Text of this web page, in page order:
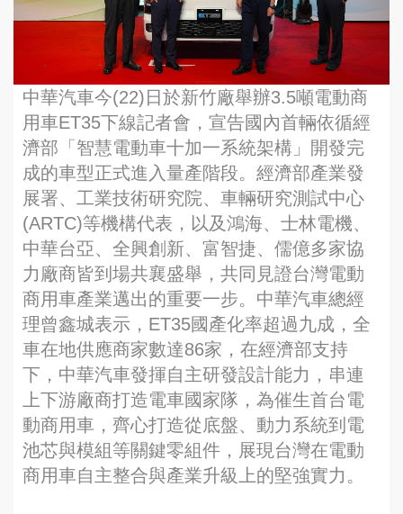
中華汽車今(22)日於新竹廠舉辦3.5噸電動商
用車ET35下線記者會，宣告國內首輛依循經
濟部「智慧電動車十加一系統架構」開發完
成的車型正式進入量產階段。經濟部產業發
展署、工業技術研究院、車輛研究測試中心
(ARTC)等機構代表，以及鴻海、士林電機、
中華台亞、全興創新、富智捷、儒億多家協
力廠商皆到場共襄盛舉，共同見證台灣電動
商用車產業邁出的重要一步。中華汽車總經
理曾鑫城表示，ET35國產化率超過九成，全
車在地供應商家數達86家，在經濟部支持
下，中華汽車發揮自主研發設計能力，串連
上下游廠商打造電車國家隊，為催生首台電
動商用車，齊心打造從底盤、動力系統到電
池芯與模組等關鍵零組件，展現台灣在電動
商用車自主整合與產業升級上的堅強實力。